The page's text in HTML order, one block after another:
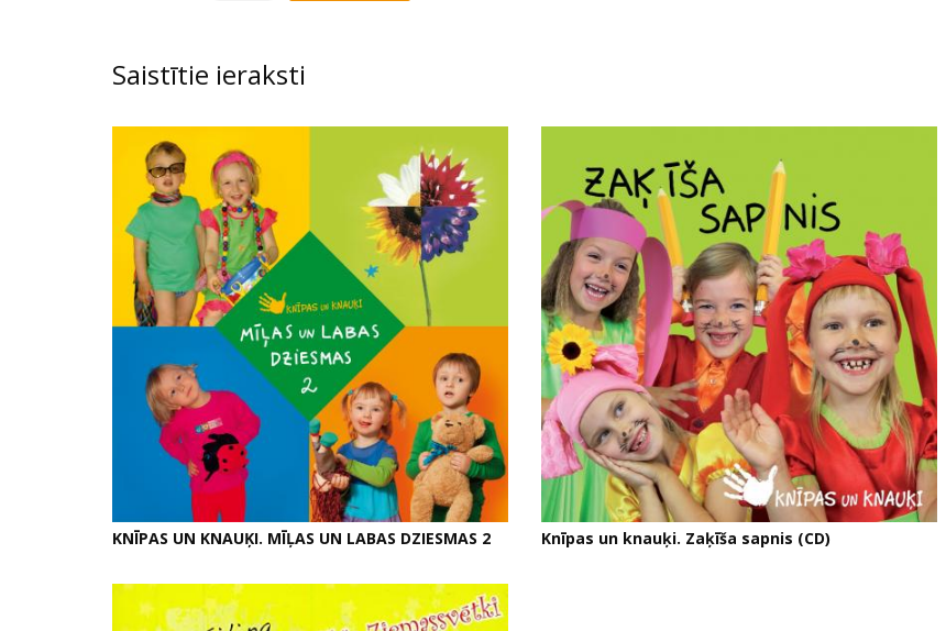
Saistītie ieraksti
KNĪPAS UN KNAUĶI. MĪĻAS UN LABAS DZIESMAS 2 Knīpas un knauķi. Zaķīša sapnis (CD)